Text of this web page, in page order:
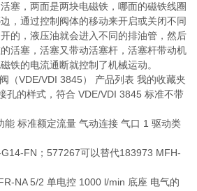
塞，两面是两块电磁铁，哪面的磁铁线圈
，通过控制阀体的移动来开启或关闭不同
的，液压油就会进入不同的排油管，然后
活塞，活塞又带动活塞杆，活塞杆带动机
铁的电流通断就控制了机械运动。
VDE/VDI 3845） 产品列表 我的收藏夹
孔的样式，符合 VDE/VDI 3845 标准不带
标准额定流量 气动连接 气口 1 驱动类
FN；577267可以替代183973 MFH-
NA 5/2 单电控 1000 l/min 底座 电气的